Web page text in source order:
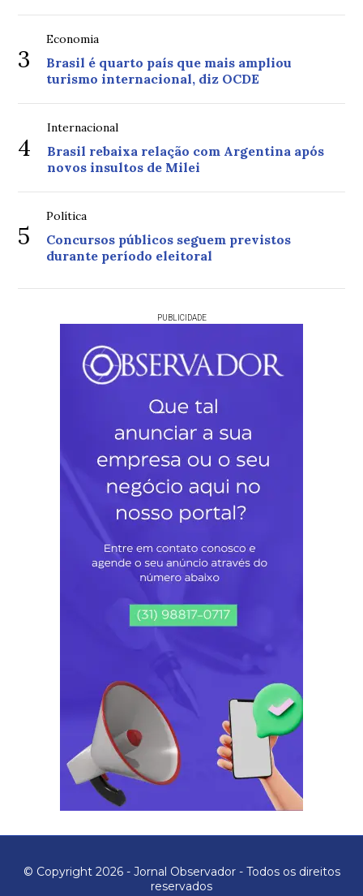
3
Economia
Brasil é quarto país que mais ampliou
turismo internacional, diz OCDE
4
Internacional
Brasil rebaixa relação com Argentina após
novos insultos de Milei
5
Política
Concursos públicos seguem previstos
durante período eleitoral
PUBLICIDADE
© Copyright 2026 - Jornal Observador - Todos os direitos
reservados